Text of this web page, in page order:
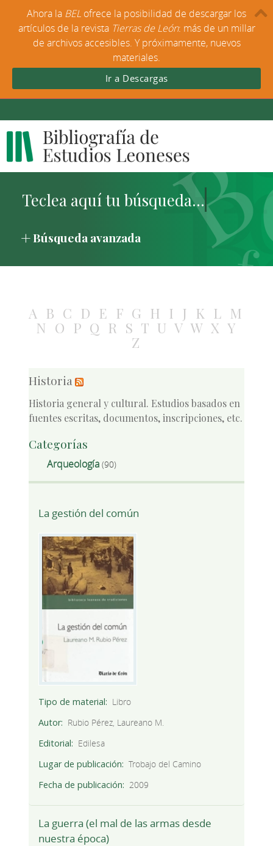
Búsqueda avanzada
A B C D E F G H I J K L M
N O P Q R S T U V W X Y
Z
Historia
Historia general y cultural. Estudios basados en
fuentes escritas, documentos, inscripciones, etc.
Categorías
Arqueología (90)
La gestión del común
Tipo de material
Libro
Autor
Rubio Pérez, Laureano M.
Editorial
Edilesa
Lugar de publicación
Trobajo del Camino
Fecha de publicación
2009
La guerra (el mal de las armas desde
nuestra época)
Ahora la BEL ofrece la posibilidad de descargar los
artículos de la revista Tierras de León: más de un millar
de archivos accesibles. Y próximamente, nuevos
materiales.
Ir a Descargas